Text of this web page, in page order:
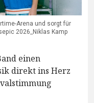
Arena und sorgt für
2026_Niklas Kamp
einen
direkt ins Herz